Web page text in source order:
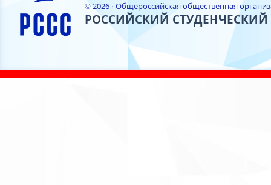
© 2026 · Общероссийская общественная
РОССИЙСКИЙ